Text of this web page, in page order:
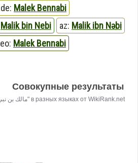
de: Malek Bennabi
Malik bin Nebi az: Malik ibn Nəbi
eo: Malek Bennabi